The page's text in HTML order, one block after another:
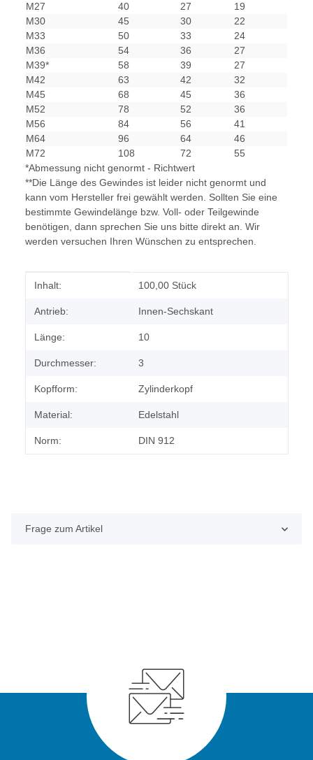
M27
40 27
19
M30
45 30
22
M33
50 33
24
M36
54 36
27
M39*
58 39
27
M42
63 42
32
M45
68 45
36
M52
78 52
36
M56
84 56
41
M64
96 64
46
M72
108 72
55
*Abmessung nicht genormt - Richtwert
**Die Länge des Gewindes ist leider nicht genormt und
kann vom Hersteller frei gewählt werden. Sollten Sie eine
bestimmte Gewindelänge bzw. Voll- oder Teilgewinde
benötigen, dann sprechen Sie uns bitte direkt an. Wir
werden versuchen Ihren Wünschen zu entsprechen.
Produkteigenschaft
Wert
Inhalt: 100,00 Stück
Antrieb: Innen-Sechskant
Länge: 10
Durchmesser: 3
Kopfform: Zylinderkopf
Material: Edelstahl
Norm: DIN 912
Frage zum Artikel